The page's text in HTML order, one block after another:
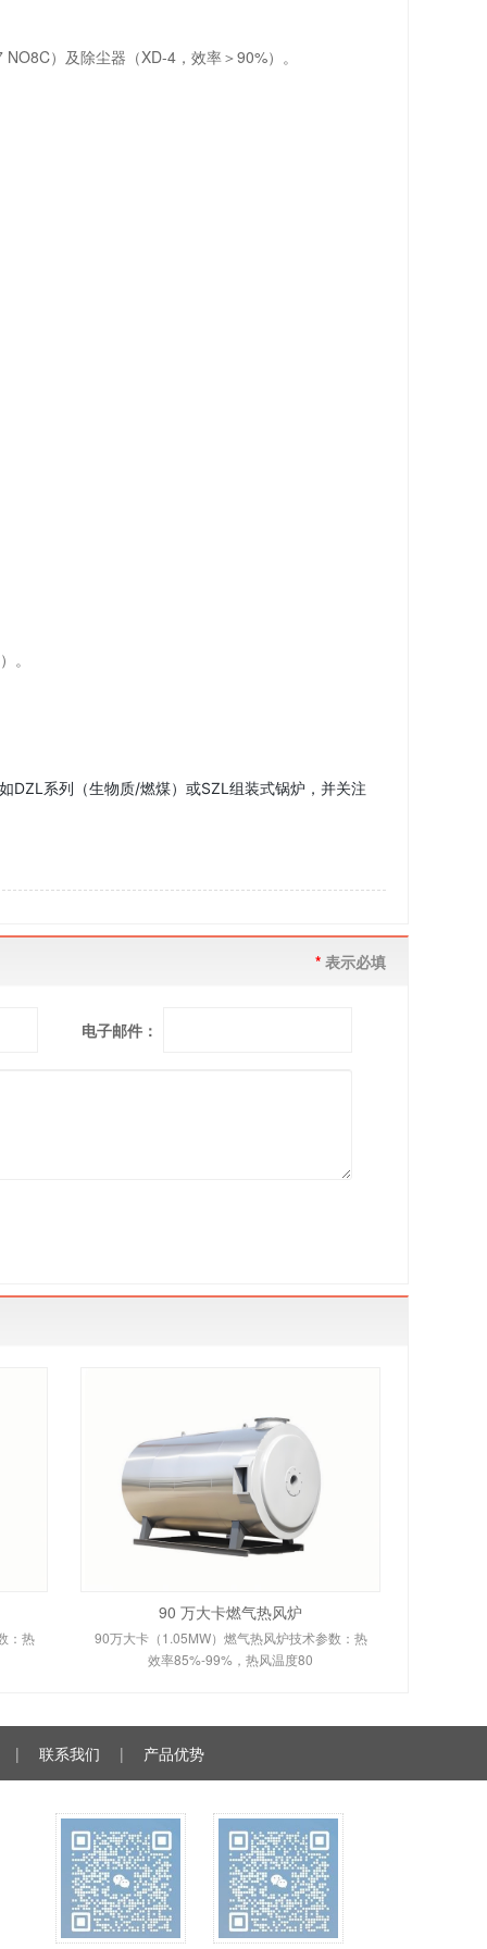
）及除尘器（XD-4，效率＞90%）。
。
DZL系列（生物质/燃煤）或SZL组装式锅炉，并关注
* 表示必填
电子邮件：
：热
90 万大卡燃气热风炉
90万大卡（1.05MW）燃气热风炉技术参数：热
效率85%-99%，热风温度80
| 联系我们 | 产品优势